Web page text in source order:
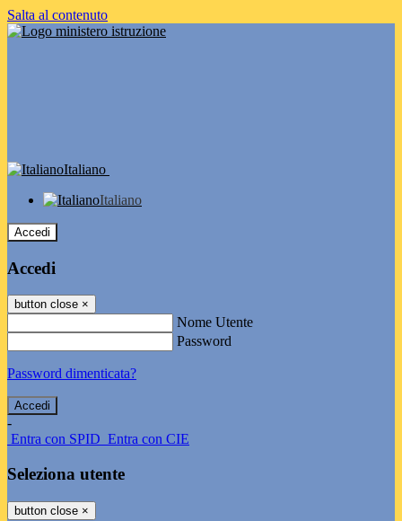
Salta al contenuto
Italiano
Italiano
Accedi
Accedi
button close ×
Nome Utente
Password
Password dimenticata?
-
Entra con SPID Entra con CIE
Seleziona utente
button close ×